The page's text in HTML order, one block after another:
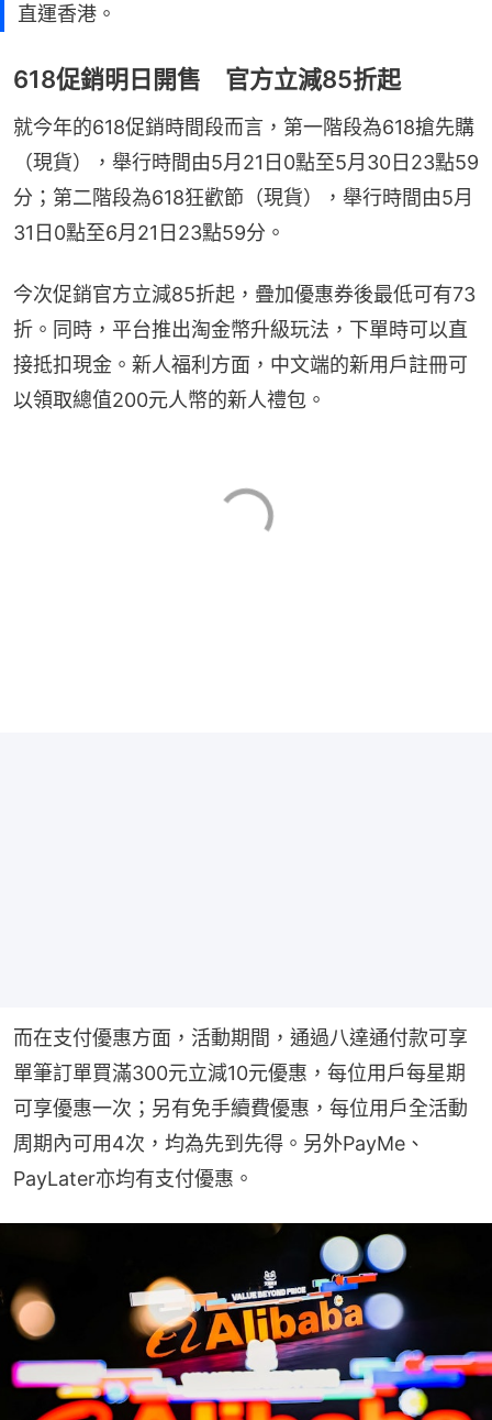
直運香港。
618促銷明日開售 官方立減85折起
就今年的618促銷時間段而言，第一階段為618搶先購
（現貨），舉行時間由5月21日0點至5月30日23點59
分；第二階段為618狂歡節（現貨），舉行時間由5月
31日0點至6月21日23點59分。
今次促銷官方立減85折起，疊加優惠券後最低可有73
折。同時，平台推出淘金幣升級玩法，下單時可以直
接抵扣現金。新人福利方面，中文端的新用戶註冊可
以領取總值200元人幣的新人禮包。
而在支付優惠方面，活動期間，通過八達通付款可享
單筆訂單買滿300元立減10元優惠，每位用戶每星期
可享優惠一次；另有免手續費優惠，每位用戶全活動
周期內可用4次，均為先到先得。另外PayMe、
PayLater亦均有支付優惠。